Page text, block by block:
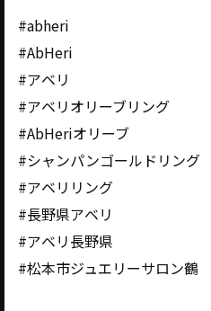
#abheri
#AbHeri
#アベリ
#アベリオリーブリング
#AbHeriオリーブ
#シャンパンゴールドリング
#アベリリング
#長野県アベリ
#アベリ長野県
#松本市ジュエリーサロン鶴